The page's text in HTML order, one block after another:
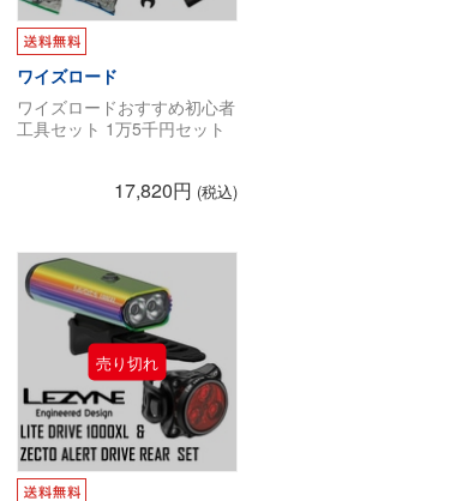
ワイズロード
ワイズロードおすすめ初心者
工具セット 1万5千円セット
17,820円 (税込)